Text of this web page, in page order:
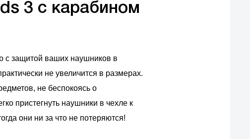
3 с карабином
с защитой ваших наушников в
не увеличится в размерах.
не беспокоясь о
пристегнуть наушники в чехле к
они ни за что не потеряются!